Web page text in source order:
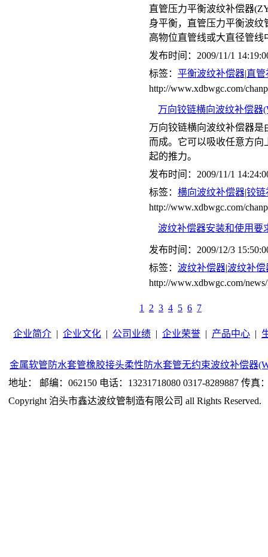
直管压力平衡波纹补偿器
身平衡，直管压力平衡波
高物位直管线或大直径管线
发布时间：2009/11/1
标签： 平衡波纹补偿器|直管
http://www.xdbwgc.com/
万向铰链横向波纹补偿器
万向铰链横向波纹补偿器
而成。它可以吸收任意方
起的推力。
发布时间：2009/11/1
标签： 横向波纹补偿器|铰链
http://www.xdbwgc.com/
波纹补偿器安装和使用要
发布时间：2009/12/3
标签： 波纹补偿器|波纹补偿
http://www.xdbwgc.com/
1 2 3 4 5 6 7
企业简介 | 企业文化 | 公司业绩 | 企业荣誉 | 产品中心 |
金属软管 防水套管橡胶接头柔性防水套管无约束波纹补偿器
地址： 邮编：062150 电话：13231718080 0317-8289887 传真
Copyright 泊头市鑫达波纹管制造有限公司 all Rights Reserved.